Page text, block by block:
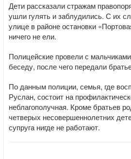
Дети рассказали стражам
ушли гулять и заблудились. С их
улице в районе остановки
ничего не ели.
Полицейские провели с
беседу, после чего передали
По данным полиции, семья, где
Руслан, состоит на
неблагополучная. Кроме братьев
четверых несовершеннолетних
супруга нигде не работают.